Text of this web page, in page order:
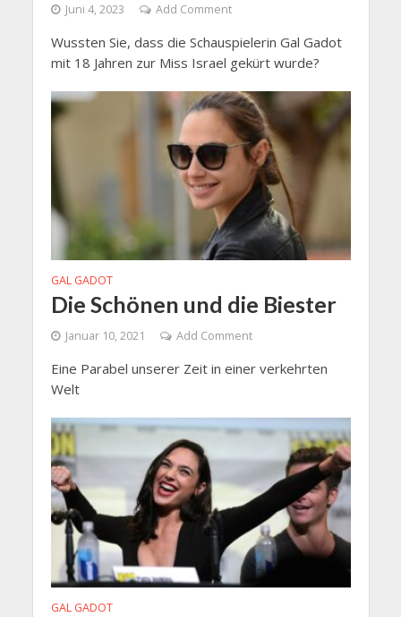
Juni 4, 2023 Add Comment
Wussten Sie, dass die Schauspielerin Gal Gadot
mit 18 Jahren zur Miss Israel gekürt wurde?
GAL GADOT
Die Schönen und die Biester
Januar 10, 2021 Add Comment
Eine Parabel unserer Zeit in einer verkehrten
Welt
GAL GADOT